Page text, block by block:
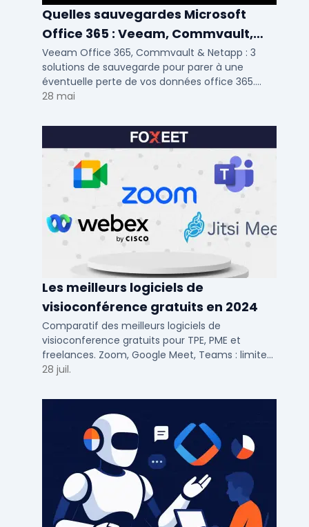
Quelles sauvegardes Microsoft
Office 365 : Veeam, Commvault,
Netapp
Veeam Office 365, Commvault & Netapp : 3
solutions de sauvegarde pour parer à une
éventuelle perte de vos données office 365.
Voici notre ...
28 mai
Les meilleurs logiciels de
visioconférence gratuits en 2024
Comparatif des meilleurs logiciels de
visioconference gratuits pour TPE, PME et
freelances. Zoom, Google Meet, Teams : limites,
participants, fonctions cles pour bien choisir.
28 juil.